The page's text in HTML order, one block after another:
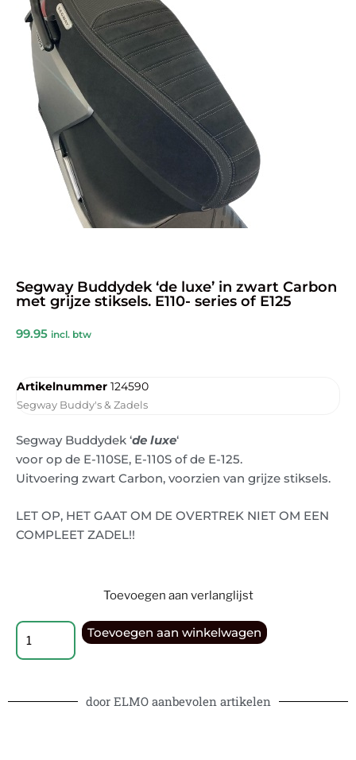
Segway Buddydek ‘de luxe’ in zwart Carbon
met grijze stiksels. E110- series of E125
99.95 incl. btw
Artikelnummer 124590
Segway Buddy's & Zadels
Segway Buddydek ‘de luxe‘
voor op de E-110SE, E-110S of de E-125.
Uitvoering zwart Carbon, voorzien van grijze stiksels.
LET OP, HET GAAT OM DE OVERTREK NIET OM EEN
COMPLEET ZADEL!!
Toevoegen aan verlanglijst
Toevoegen aan winkelwagen
door ELMO aanbevolen artikelen